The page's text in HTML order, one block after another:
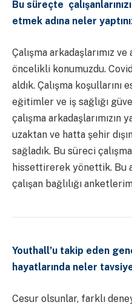
Bu süreçte
etmek adına neler
Çalışma arkadaşlarımız
öncelikli konumuzdu.
aldık. Çalışma koşullarını
eğitimler ve iş sağlığı
çalışma arkadaşlarımızın
uzaktan ve hatta şehir
sağladık. Bu süreci
hissettirerek yönettik. Bu
çalışan bağlılığı
Youthall’u takip eden
hayatlarında neler
Cesur olsunlar, farklı